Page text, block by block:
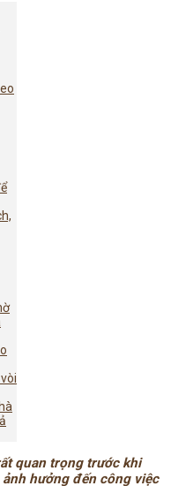
quan trọng trước khi
hưởng đến công việc